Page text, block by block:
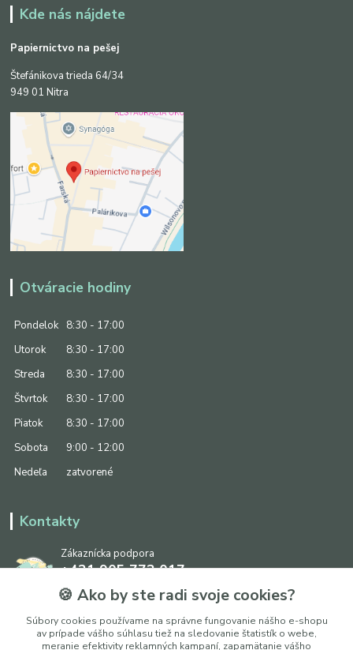
Kde nás nájdete
Papiernictvo na pešej
Štefánikova trieda 64/34
949 01 Nitra
Otváracie hodiny
Pondelok
8:30 - 17:00
Utorok
8:30 - 17:00
Streda
8:30 - 17:00
Štvrtok
8:30 - 17:00
Piatok
8:30 - 17:00
Sobota
9:00 - 12:00
Nedeľa
zatvorené
Kontakty
Zákaznícka podpora
+421 905 773 017
(Po-Pia, 8:30 - 17:00, So: 9:00 - 12:00)
info@ipapier.sk
🍪 Ako by ste radi svoje cookies?
Súbory cookies používame na správne fungovanie nášho e-shopu
av prípade vášho súhlasu tiež na sledovanie štatistík o webe,
meranie efektivity reklamných kampaní, zapamätanie vášho